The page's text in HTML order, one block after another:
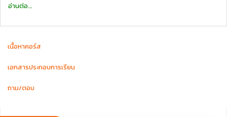
อ่านต่อ...
เนื้อหาคอร์ส
เอกสารประกอบการเรียน
ถาม/ตอบ